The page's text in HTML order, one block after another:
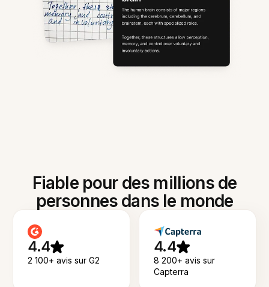
Fiable pour des millions de
personnes dans le monde
4.4
2 100+ avis sur G2
4.4
8 200+ avis sur
Capterra